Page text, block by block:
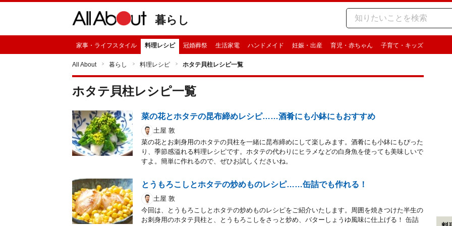
暮らし
家事・ライフスタイル 料理レシピ 冠婚葬祭 生活家電 ハンドメイド 妊娠・出産 育児・赤ちゃん 子育て・キッズ
All About 暮らし 料理レシピ ホタテ貝柱レシピ一覧
ホタテ貝柱レシピ一覧
菜の花とホタテの昆布締めレシピ……酒肴にも小鉢にもおすすめ
土屋 敦
菜の花とお刺身用のホタテの貝柱を一緒に昆布締めにして楽しみます。酒肴にも小鉢にもぴった
り、季節感溢れる料理レシピです。ホタテの代わりにヒラメなどの白身魚を使っても美味しいで
すよ。簡単に作れるので、ぜひお試しくださいね。
とうもろこしとホタテの炒めものレシピ……缶詰でも作れる！
土屋 敦
今回は、とうもろこしとホタテの炒めものレシピをご紹介いたします。周囲を焼きつけた半生の
お刺身用のホタテ貝柱と、とうもろこしをさっと炒め、バターしょうゆ風味に仕上げる！ 缶詰